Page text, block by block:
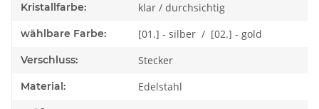
Kristallfarbe: klar / durchsichtig
wählbare Farbe: [01.] - silber / [02.] - gold
Verschluss: Stecker
Material: Edelstahl